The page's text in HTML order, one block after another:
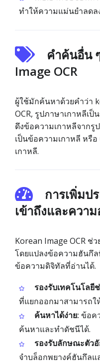
ทำให้ความแม่นยำลดล
คำค้นอื่น
Image OCR
ผู้ใช้มักค้นหาด้วยคำว่า
OCR, รูปภาษาเกาหลีเ
ดึงข้อความเกาหลีจากรู
เป็นข้อความเกาหลี หรื
เกาหลี.
การเพิ่มป
เข้าถึงและควา
Korean Image OCR ช่
โดยแปลงข้อความฮันกึ
ข้อความดิจิทัลที่อ่านได้.
รองรับเทคโนโลยี
ที่แยกออกมาสามารถ
ค้นหาได้ง่าย: ข้อค
ค้นหาและทำดัชนีได้.
รองรับลักษณะตัวอั
จำบล็อกพยางค์ฮันกึลแ